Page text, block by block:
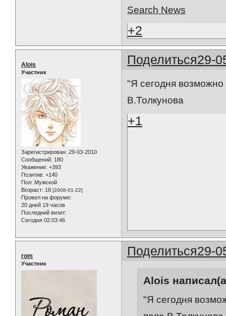
Search News
+2
Поделиться29-
Alois
Участник
Зарегистрирован: 29-03-2010
Сообщений: 180
Уважение: +393
Позитив: +140
Пол: Мужской
Возраст: 18 [2008-01-22]
Провел на форуме:
20 дней 19 часов
Последний визит:
Сегодня 02:03:46
"Я сегодня возможно
В.Толкунова
+1
Поделиться29-
rom
Участник
Alois
"Я сегодня